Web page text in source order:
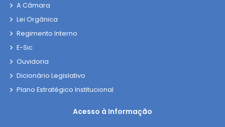
A Câmara
Lei Orgânica
Regimento Interno
E-Sic
Ouvidoria
Dicionário Legislativo
Plano Estratégico Institucional
Acesso à Informação